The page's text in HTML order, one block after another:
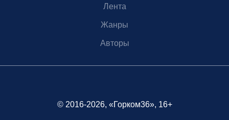
Лента
Жанры
Авторы
© 2016-2026, «Горком36», 16+